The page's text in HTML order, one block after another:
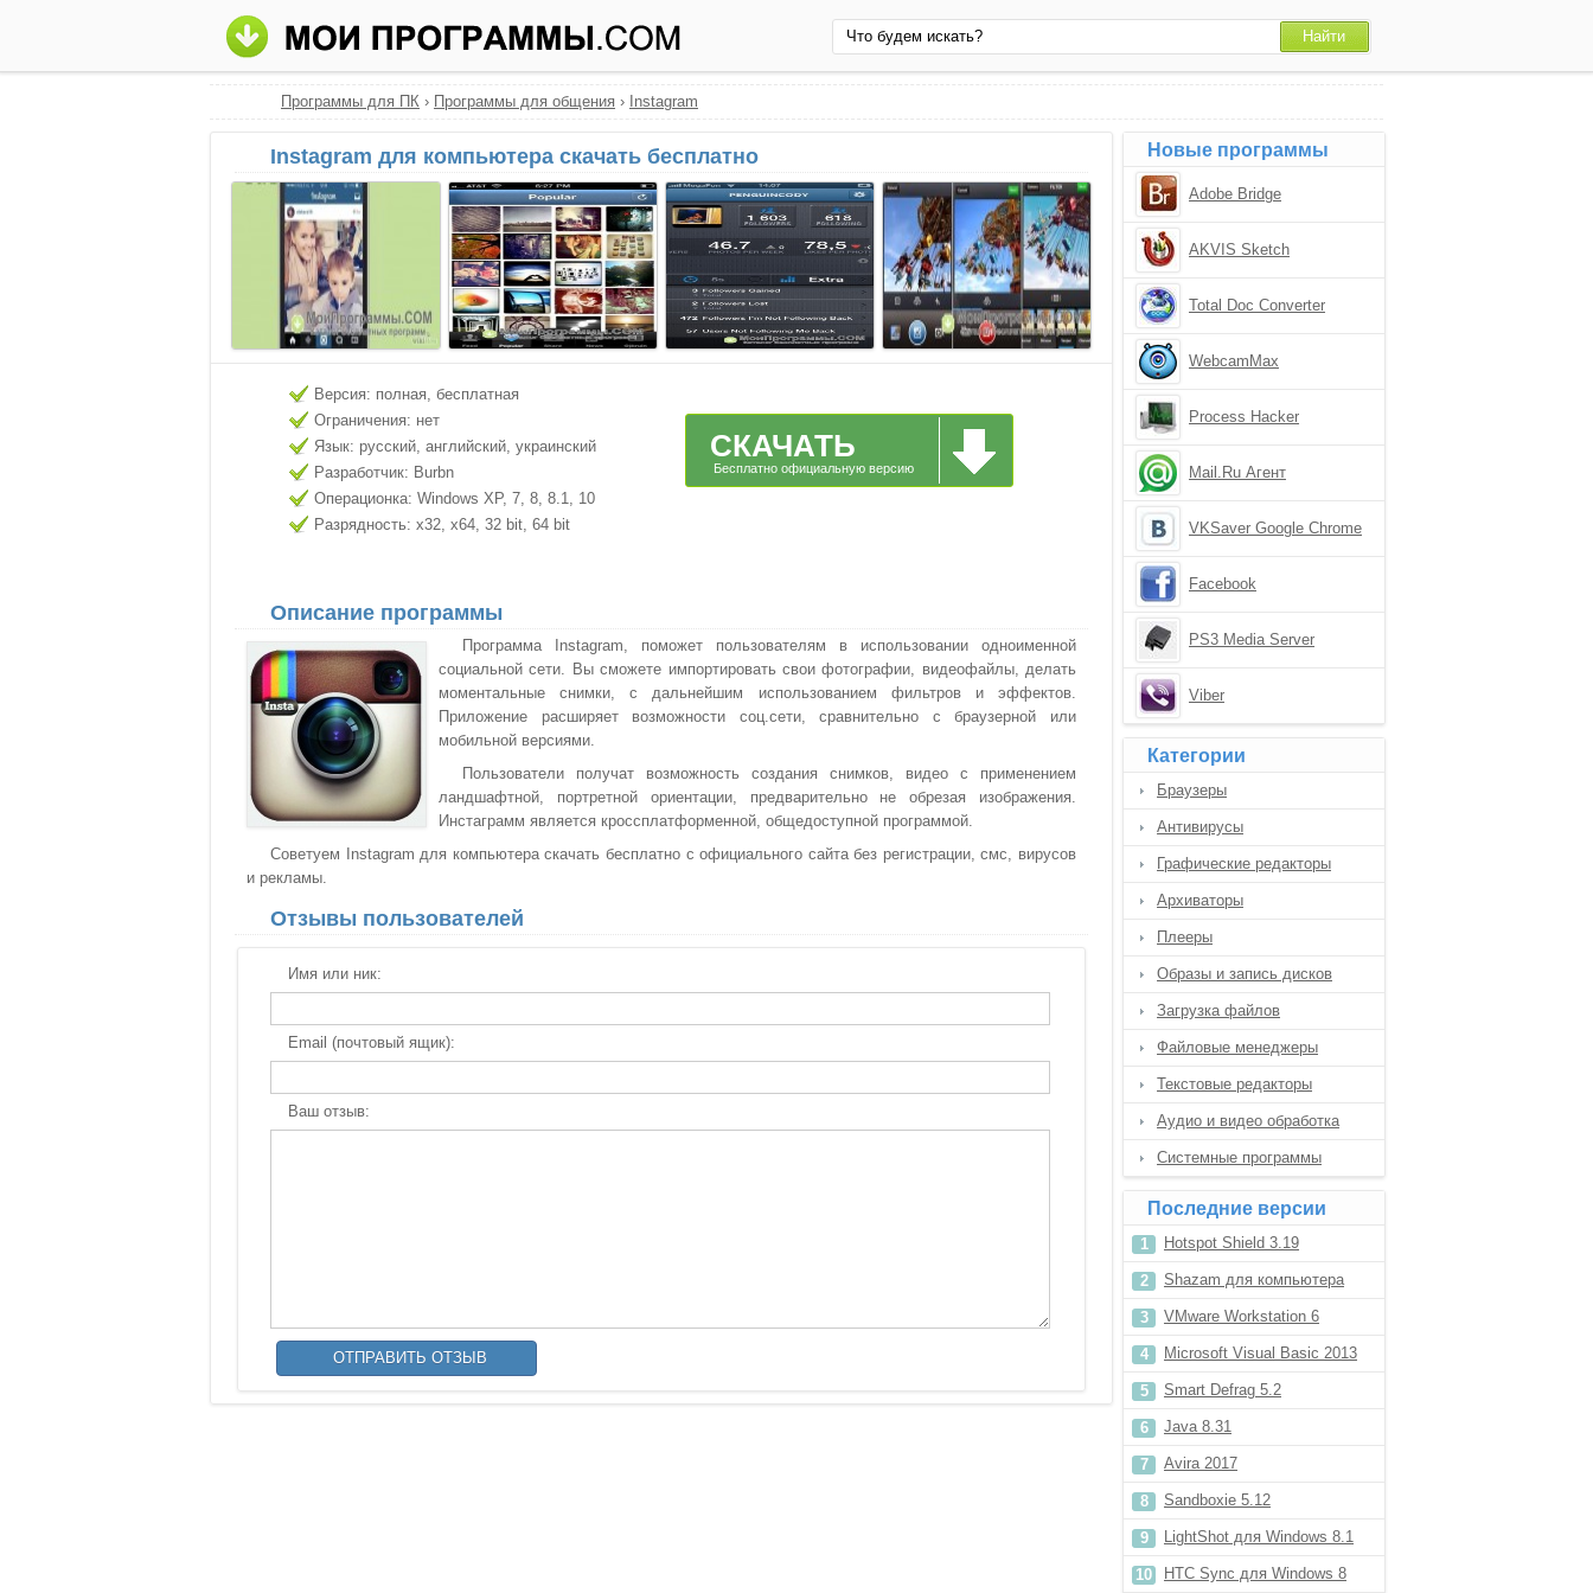
Программы для ПК › Программы для общения › Instagram
Instagram для компьютера скачать бесплатно
Версия: полная, бесплатная
Ограничения: нет
Язык: русский, английский, украинский
Разработчик: Burbn
Операционка: Windows XP, 7, 8, 8.1, 10
Разрядность: x32, x64, 32 bit, 64 bit
СКАЧАТЬ
Бесплатно официальную версию
Описание программы
Программа Instagram, поможет пользователям в использовании одноименной
социальной сети. Вы сможете импортировать свои фотографии, видеофайлы, делать
моментальные снимки, с дальнейшим использованием фильтров и эффектов.
Приложение расширяет возможности соц.сети, сравнительно с браузерной или
мобильной версиями.
Пользователи получат возможность создания снимков, видео с применением
ландшафтной, портретной ориентации, предварительно не обрезая изображения.
Инстаграмм является кроссплатформенной, общедоступной программой.
Советуем Instagram для компьютера скачать бесплатно с официального сайта без регистрации, смс, вирусов
и рекламы.
Отзывы пользователей
Имя или ник:
Email (почтовый ящик):
Ваш отзыв:
Новые программы
Adobe Bridge
AKVIS Sketch
Total Doc Converter
WebcamMax
Process Hacker
Mail.Ru Агент
VKSaver Google Chrome
Facebook
PS3 Media Server
Viber
Категории
Браузеры
Антивирусы
Графические редакторы
Архиваторы
Плееры
Образы и запись дисков
Загрузка файлов
Файловые менеджеры
Текстовые редакторы
Аудио и видео обработка
Системные программы
Последние версии
Hotspot Shield 3.19
Shazam для компьютера
VMware Workstation 6
Microsoft Visual Basic 2013
Smart Defrag 5.2
Java 8.31
Avira 2017
Sandboxie 5.12
LightShot для Windows 8.1
HTC Sync для Windows 8